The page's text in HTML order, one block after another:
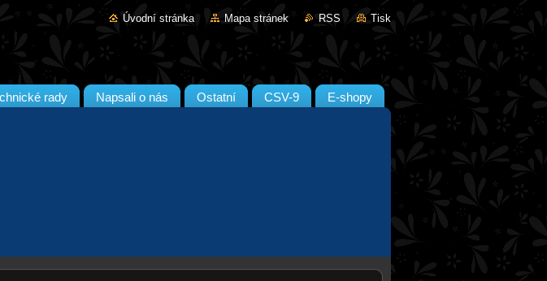
Úvodní stránka Mapa stránek RSS Tisk
rady Napsali o nás Ostatní CSV-9 E-shopy